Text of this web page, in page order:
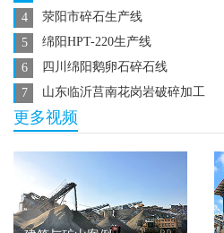
4
荥阳市碎石生产线
5
绵阳HPT-220生产线
6
四川绵阳鹅卵石碎石线
7
山东临沂莒南花岗岩破碎加工
更多视频